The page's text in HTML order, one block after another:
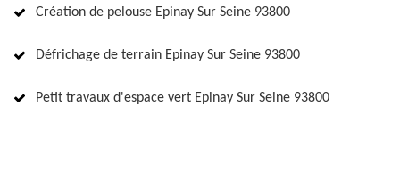
Création de pelouse Epinay Sur Seine 93800
Défrichage de terrain Epinay Sur Seine 93800
Petit travaux d'espace vert Epinay Sur Seine 93800